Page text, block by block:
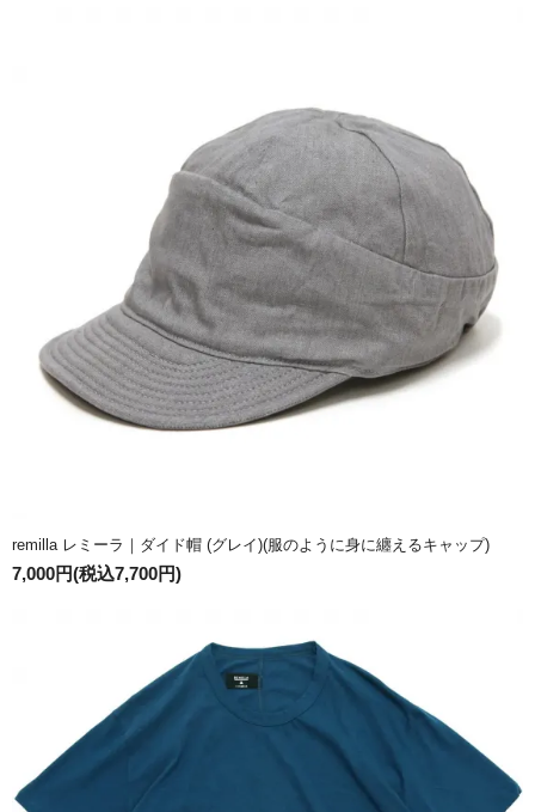
remilla レミーラ｜ダイド帽 (グレイ)(服のように身に纏えるキャップ)
7,000円(税込7,700円)